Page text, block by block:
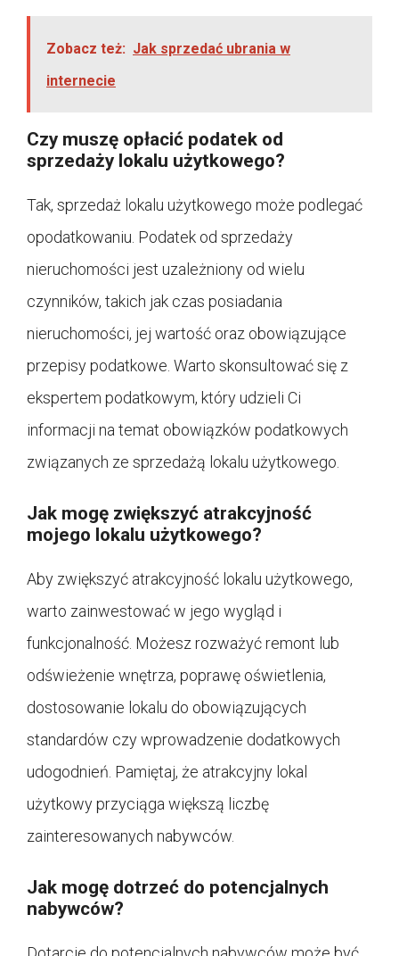
Zobacz też: Jak sprzedać ubrania w
internecie
Czy muszę opłacić podatek od
sprzedaży lokalu użytkowego?
Tak, sprzedaż lokalu użytkowego może podlegać
opodatkowaniu. Podatek od sprzedaży
nieruchomości jest uzależniony od wielu
czynników, takich jak czas posiadania
nieruchomości, jej wartość oraz obowiązujące
przepisy podatkowe. Warto skonsultować się z
ekspertem podatkowym, który udzieli Ci
informacji na temat obowiązków podatkowych
związanych ze sprzedażą lokalu użytkowego.
Jak mogę zwiększyć atrakcyjność
mojego lokalu użytkowego?
Aby zwiększyć atrakcyjność lokalu użytkowego,
warto zainwestować w jego wygląd i
funkcjonalność. Możesz rozważyć remont lub
odświeżenie wnętrza, poprawę oświetlenia,
dostosowanie lokalu do obowiązujących
standardów czy wprowadzenie dodatkowych
udogodnień. Pamiętaj, że atrakcyjny lokal
użytkowy przyciąga większą liczbę
zainteresowanych nabywców.
Jak mogę dotrzeć do potencjalnych
nabywców?